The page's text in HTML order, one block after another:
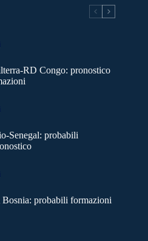
RD Congo: pronostico
Senegal: probabili
probabili formazioni